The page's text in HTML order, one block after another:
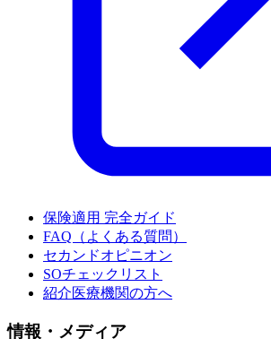
保険適用 完全ガイド
FAQ（よくある質問）
セカンドオピニオン
SOチェックリスト
紹介医療機関の方へ
情報・メディア